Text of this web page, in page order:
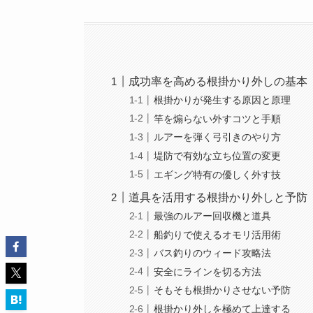
成功率を高める根掛かり外しの基本
根掛かりが発生する原因と原理
竿を煽らない外すコツと手順
ルアーを弾く弓引きのやり方
堤防で有効な立ち位置の変更
エギング特有の優しく外す技
道具を活用する根掛かり外しと予防
最強のルアー回収機と道具
船釣りで使えるオモリ活用術
バス釣りのウィード攻略法
安全にラインを切る方法
そもそも根掛かりさせない予防
根掛かり外しを極めて上達する